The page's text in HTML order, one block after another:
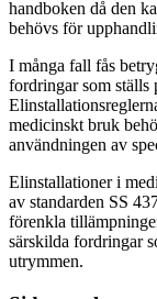
handboken då den
behövs för
I många fall fås
fordringar som ställs
medicinskt bruk
användningen av
Elinstallationer i
av standarden SS
förenkla
särskilda fordringar
utrymmen.